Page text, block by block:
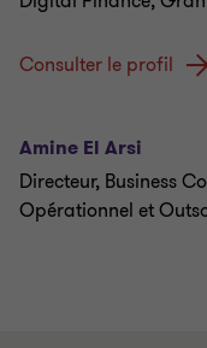
Consulter le profil
Amine El Arsi
Directeur, Business
Opérationnel et